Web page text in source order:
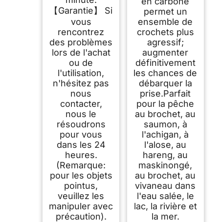
【Garantie】 Si
vous
rencontrez
des problèmes
lors de l'achat
ou de
l'utilisation,
n'hésitez pas
nous
contacter,
nous le
résoudrons
pour vous
dans les 24
heures.
(Remarque:
pour les objets
pointus,
veuillez les
manipuler avec
précaution).
permet un
ensemble de
crochets plus
agressif;
augmenter
définitivement
les chances de
débarquer la
prise.Parfait
pour la pêche
au brochet, au
saumon, à
l'achigan, à
l'alose, au
hareng, au
maskinongé,
au brochet, au
vivaneau dans
l'eau salée, le
lac, la rivière et
la mer.